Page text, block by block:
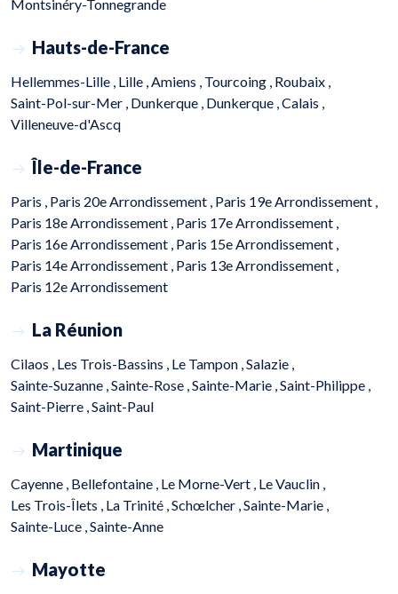
Montsinéry-Tonnegrande
Hauts-de-France
Hellemmes-Lille , Lille ,Amiens , Tourcoing , Roubaix ,
Saint-Pol-sur-Mer , Dunkerque , Dunkerque ,Calais ,
Villeneuve-d'Ascq
Île-de-France
Paris , Paris 20e Arrondissement , Paris 19e Arrondissement ,
Paris 18e Arrondissement , Paris 17e Arrondissement ,
Paris 16e Arrondissement , Paris 15e Arrondissement ,
Paris 14e Arrondissement , Paris 13e Arrondissement ,
Paris 12e Arrondissement
La Réunion
Cilaos , Les Trois-Bassins , Le Tampon ,Salazie ,
Sainte-Suzanne ,Sainte-Rose ,Sainte-Marie ,Saint-Philippe ,
Saint-Pierre ,Saint-Paul
Martinique
Cayenne , Bellefontaine , Le Morne-Vert , Le Vauclin ,
Les Trois-Îlets , La Trinité ,Schœlcher ,Sainte-Marie ,
Sainte-Luce ,Sainte-Anne
Mayotte